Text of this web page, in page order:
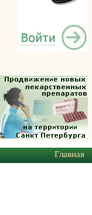
Главная